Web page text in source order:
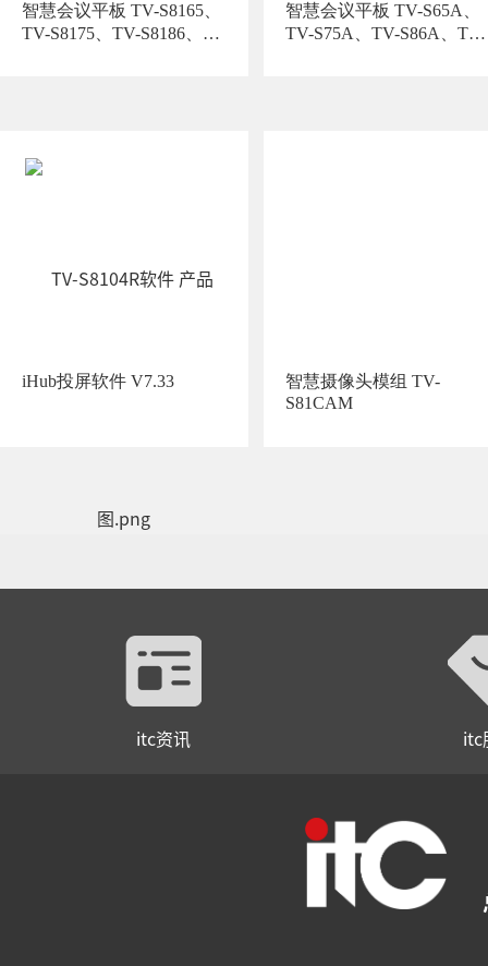
智慧会议平板 TV-S8165、
TV-S8175、TV-S8186、
智慧会议平板 TV-S65A、
TV-S75A、TV-S86A、TV-
iHub投屏软件 V7.33
智慧摄像头模组 TV-
S81CAM
itc资讯 itc